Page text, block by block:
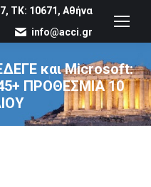
ΤΚ: 10671, Αθήνα
info@acci.gr
και Microsoft:
ΠΡΟΘΕΣΜΙΑ 10
are here: